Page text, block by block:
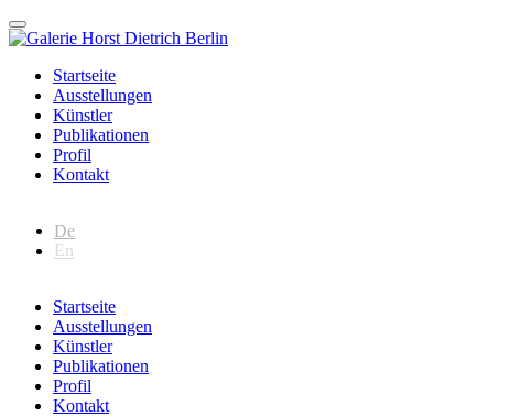
Startseite
Ausstellungen
Künstler
Publikationen
Profil
Kontakt
De
En
Startseite
Ausstellungen
Künstler
Publikationen
Profil
Kontakt